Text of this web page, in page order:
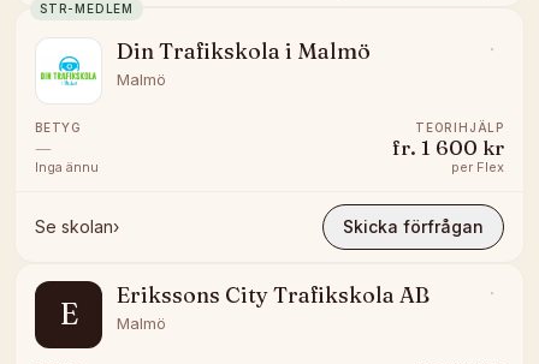
STR-MEDLEM
Din Trafikskola i Malmö
Malmö
BETYG
—
Inga ännu
TEORIHJÄLP
fr. 1 600 kr
per Flex
Se skolan› Skicka förfrågan
E
Erikssons City Trafikskola AB
Malmö